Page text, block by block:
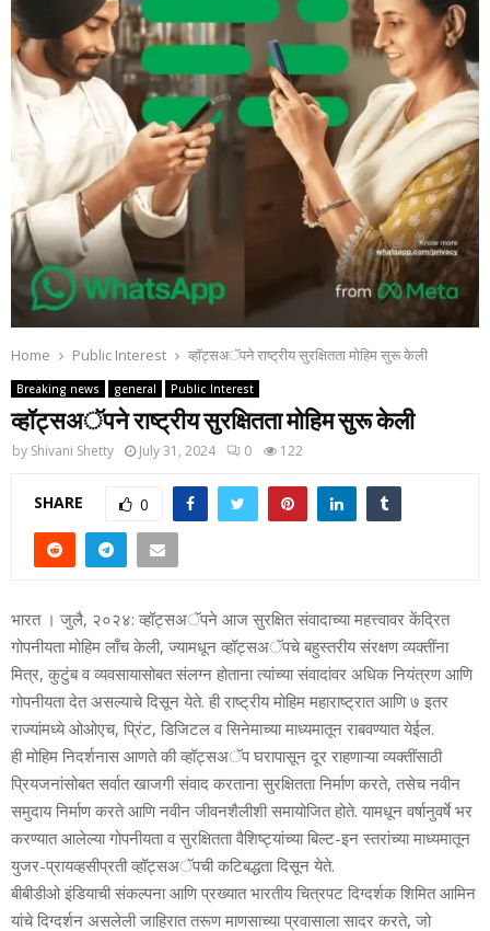
Home Public Interest व्हॉट्सअॅपने राष्ट्रीय सुरक्षितता मोहिम सुरू केली
Breaking news general Public Interest
व्हॉट्सअॅपने राष्ट्रीय सुरक्षितता मोहिम सुरू केली
by Shivani Shetty July 31, 2024 0 122
SHARE 0
भारत । जुलै, २०२४: व्‍हॉट्सअॅपने आज सुरक्षित संवादाच्‍या महत्त्वावर केंद्रित
गोपनीयता मोहिम लाँच केली, ज्‍यामधून व्‍हॉट्सअॅपचे बहुस्‍तरीय संरक्षण व्‍यक्‍तींना
मित्र, कुटुंब व व्‍यवसायासोबत संलग्‍न होताना त्‍यांच्‍या संवादांवर अधिक नियंत्रण आणि
गोपनीयता देत असल्‍याचे दिसून येते. ही राष्‍ट्रीय मोहिम महाराष्‍ट्रात आणि ७ इतर
राज्‍यांमध्‍ये ओओएच, प्रिंट, डिजिटल व सिनेमाच्‍या माध्‍यमातून राबवण्‍यात येईल.
ही मोहिम निदर्शनास आणते की व्‍हॉट्सअॅप घरापासून दूर राहणाऱ्या व्‍यक्‍तींसाठी
प्रियजनांसोबत सर्वात खाजगी संवाद करताना सुरक्षितता निर्माण करते, तसेच नवीन
समुदाय निर्माण करते आणि नवीन जीवनशैलीशी समायोजित होते. यामधून वर्षानुवर्षे भर
करण्‍यात आलेल्‍या गोपनीयता व सुरक्षितता वैशिष्‍ट्यांच्‍या बिल्‍ट-इन स्‍तरांच्‍या माध्‍यमातून
युजर-प्रायव्‍हसीप्रती व्‍हॉट्सअॅपची कटिबद्धता दिसून येते.
बीबीडीओ इंडियाची संकल्‍पना आणि प्रख्‍यात भारतीय चित्रपट दिग्‍दर्शक शिमित आमिन
यांचे दिग्‍दर्शन असलेली जाहिरात तरूण माणसाच्‍या प्रवासाला सादर करते, जो